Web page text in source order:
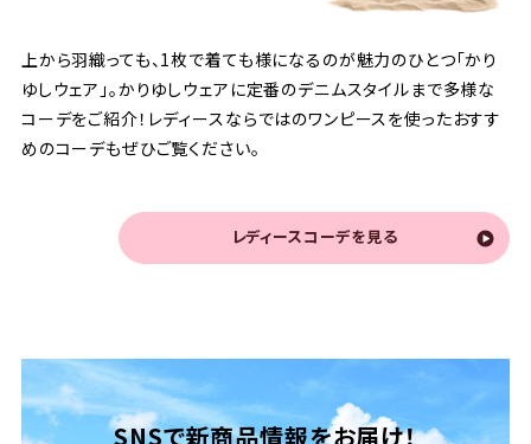
上から羽織っても、1枚で着ても様になるのが魅力のひとつ「かり
ゆしウェア」。かりゆしウェアに定番のデニムスタイルまで多様な
コーデをご紹介！レディースならではのワンピースを使ったおすす
めのコーデもぜひご覧ください。
レディースコーデを見る
SNSで新商品情報をお届け！